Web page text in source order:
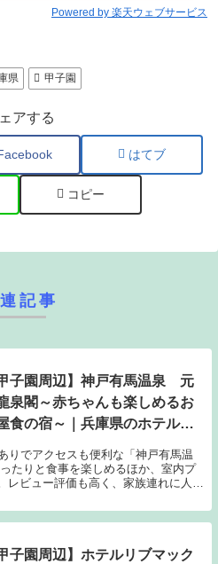
Powered by 楽天ウェブサービス
県 甲子園
アする
はてブ
コピー
記事
甲子園周辺】神戸有馬温泉 元
泉閣～赤ちゃんも楽しめるお
食の宿～｜兵庫県のホテル・
りでアクセスも便利な「神戸有馬温
たりと食事を楽しめるほか、室内プ
レビュー評価も高く、家族連れに人気
子園周辺】ホテルリブマック